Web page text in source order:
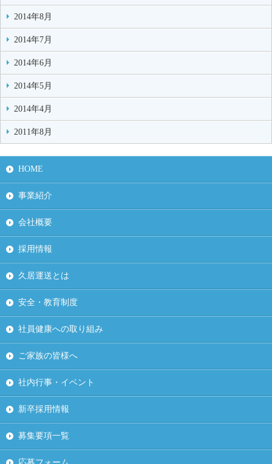
2014年8月
2014年7月
2014年6月
2014年5月
2014年4月
2011年8月
HOME
事業紹介
会社概要
採用情報
久居運送とは
安全・教育制度
社員健康への取り組み
ご家族の皆様へ
社内行事・イベント
新卒採用情報
募集要項一覧